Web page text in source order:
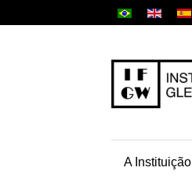
A Instituição